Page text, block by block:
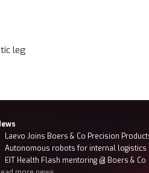
leg
Laevo Joins Boers & Co Precision
Autonomous robots for internal logistics
EIT Health Flash mentoring @ Boers & Co